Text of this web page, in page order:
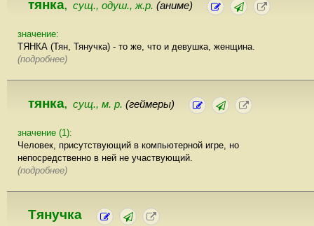
тянка, сущ., одуш., ж.р. (аниме)
значение:
ТЯНКА (Тян, Тянучка) - то же, что и девушка, женщина.
(подробнее)
тянка, сущ., м. р. (геймеры)
значение (1):
Человек, присутствующий в компьютерной игре, но
непосредственно в ней не участвующий.
(подробнее)
Тянучка